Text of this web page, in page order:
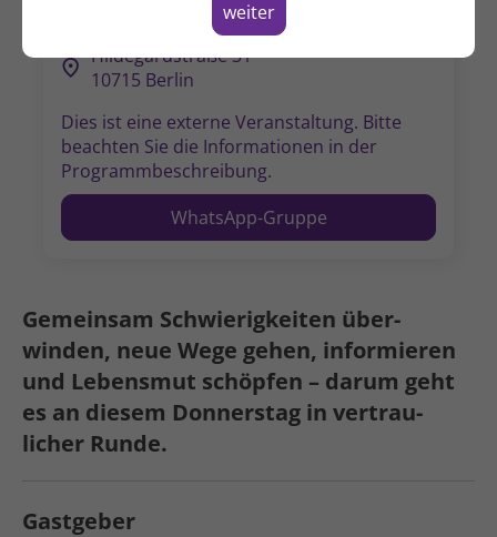
weiter
Gemeinsam Schwierig­keiten über­
winden, neue Wege gehen, infor­mieren
und Lebens­mut schöpfen – darum geht
es an diesem Donnerstag in vertrau­
licher Runde.
Gastgeber
Alternative Termine
Hildegardstraße 31
10715 Berlin
Dies ist eine externe Veranstal­tung. Bitte
beachten Sie die Informa­tionen in der
Programm­beschreibung.
WhatsApp-Gruppe